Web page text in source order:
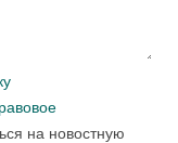
на новостную